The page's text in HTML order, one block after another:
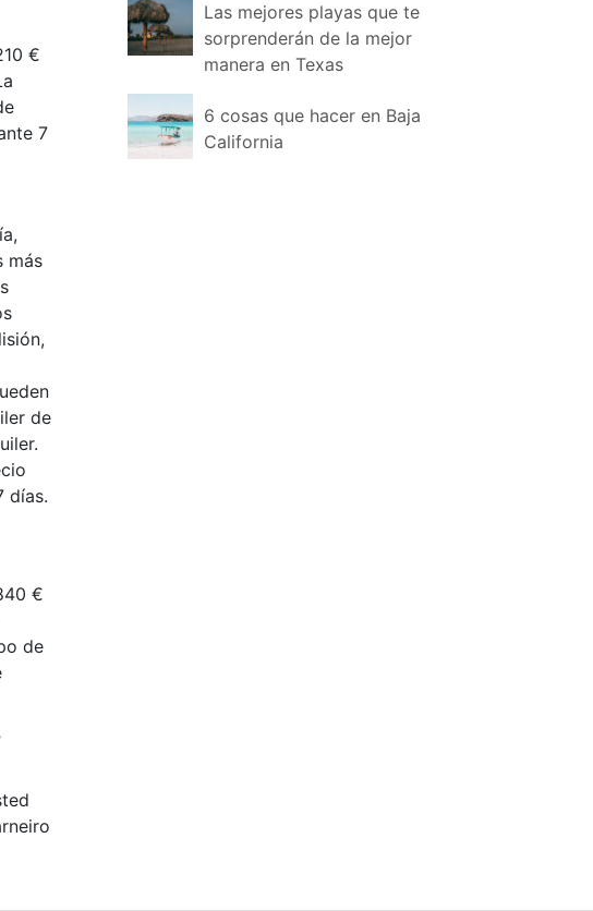
€
7
más
de
días.
€
de
Las mejores playas que te
sorprenderán de la mejor
manera en Texas
6 cosas que hacer en Baja
California